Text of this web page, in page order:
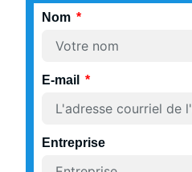
Nom
E-mail
Entreprise